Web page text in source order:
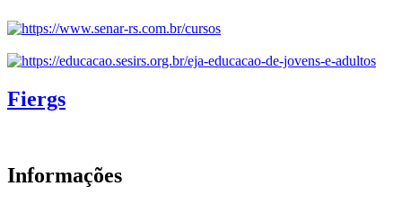
Fiergs
Informações